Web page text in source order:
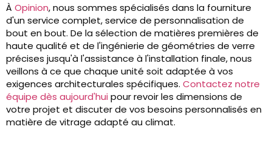
À Opinion, nous sommes spécialisés dans la fourniture
d'un service complet, service de personnalisation de
bout en bout. De la sélection de matières premières de
haute qualité et de l'ingénierie de géométries de verre
précises jusqu'à l'assistance à l'installation finale, nous
veillons à ce que chaque unité soit adaptée à vos
exigences architecturales spécifiques. Contactez notre
équipe dès aujourd'hui pour revoir les dimensions de
votre projet et discuter de vos besoins personnalisés en
matière de vitrage adapté au climat.